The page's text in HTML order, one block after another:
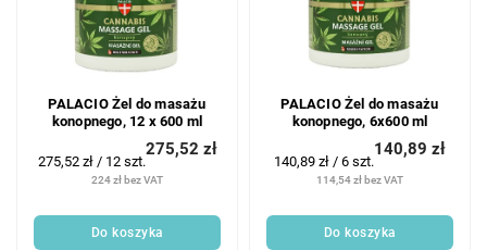
PALACIO Żel do masażu
konopnego, 12 x 600 ml
224 zł bez VAT
275,52 zł
Cena
jednostkowa:
275,52 zł / 12 szt.
Do koszyka
PALACIO Żel do masażu
konopnego, 6x600 ml
114,54 zł bez VAT
140,89 zł
Cena
jednostkowa:
140,89 zł / 6 szt.
Do koszyka